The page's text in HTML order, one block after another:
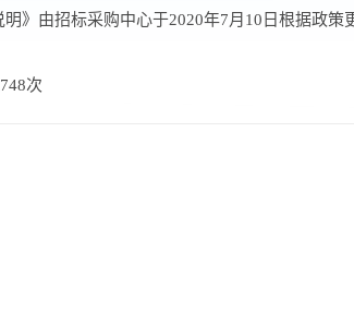
》由招标采购中心于2020年7月10日根据政策
748次